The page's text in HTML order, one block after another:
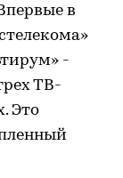
в
-
ТВ-
Это